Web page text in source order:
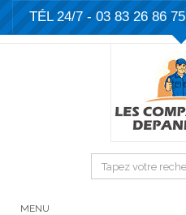
TÉL 24/7 - 03 83 26 86 75
MENU